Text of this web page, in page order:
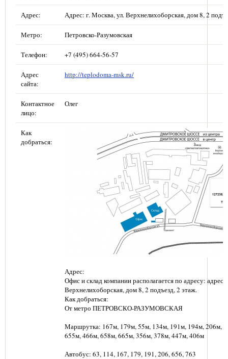
Адрес: Адрес: г. Москва, ул. Верхнелихоборская, дом 8, 2
Метро: Петровско-Разумовская
Телефон: +7 (495) 664-56-57
Адрес
сайта:
http://teplodoma-msk.ru/
Контактное
лицо:
Олег
Как
добраться:
Адрес:
Офис и склад компании располагается по адресу: адрес:
Верхнелихоборская, дом 8, 2 подъезд, 2 этаж.
Как добраться:
От метро ПЕТРОВСКО-РАЗУМОВСКАЯ
Маршрутка: 167м, 179м, 55м, 134м, 191м, 194м, 206м,
655м, 466м, 658м, 665м, 356м, 378м, 447м, 406м
Автобус: 63, 114, 167, 179, 191, 206, 656, 763